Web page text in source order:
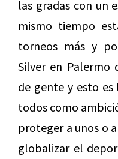
las gradas con un
mismo tiempo
torneos más y
Silver en Palermo
de gente y esto
todos como
proteger a unos o
globalizar el